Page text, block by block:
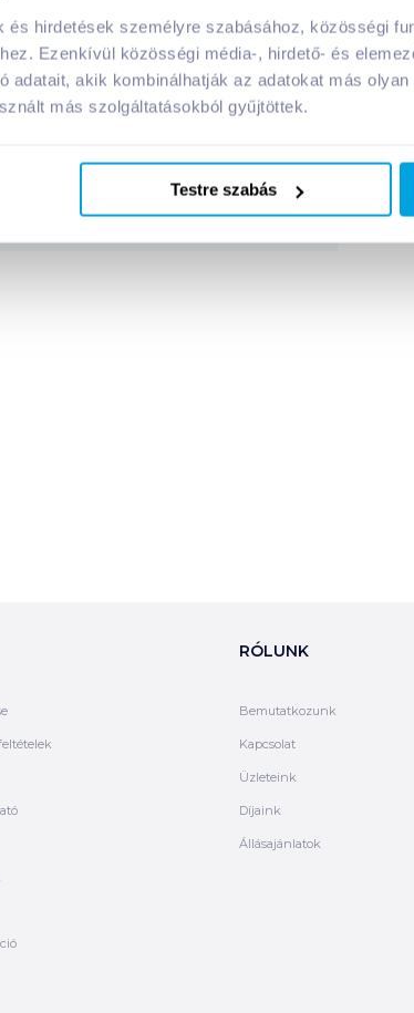
és hirdetések személyre szabásához, közösségi
Ezenkívül közösségi média-, hirdető- és
adatait, akik kombinálhatják az adatokat más
más szolgáltatásokból gyűjtöttek.
Testre szabás
termék tápanyagai:
RÓLUNK
Bemutatkozunk
Kapcsolat
Üzleteink
Díjaink
Állásajánlatok